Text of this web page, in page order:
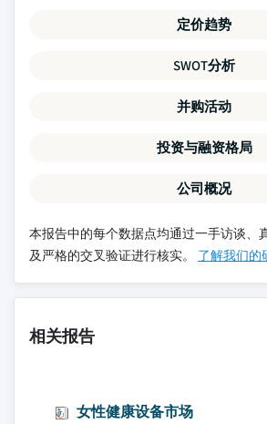
定价趋势
SWOT分析
并购活动
投资与融资格局
公司概况
本报告中的每个数据点均通过一手访谈、
及严格的交叉验证进行核实。 了解我们
相关报告
女性健康设备市场